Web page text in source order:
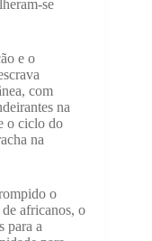
se
e o
com
na
o ciclo do
na
o
africanos, o
para a